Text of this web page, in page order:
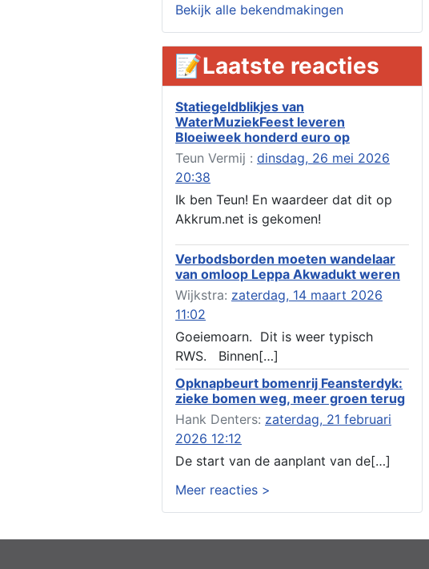
Akkrum
Verlening omgevingsvergunning, tijdelijk
gebruik openbare ruimte 02-10 t/m 02-11-
Aanvraag omgevingsvergunning, tijdelijk
gebruik openbare ruimte 02-10 t/m 02-11-
2026, sitadel voor nr 6 te Akkrum
Verlenging beslistermijn aanvraag
omgevingsvergunning, heechein 28, 8491 em
Aanvraag omgevingsvergunning, veranderen
van een woning (voordeur en dakkapel),
Aanvraag omgevingsvergunning
wateractiviteit wf-1012586 aanbrengen van
asfalt t.b.v. onderhoud fietspad t.h.v
boarnsterdyk, Akkrum
Locatiestudie Akkrum
Verlening ontheffing geluid, boarnsw?l
Akkrum
Kennisgeving vergunningaanvraag voor het -
bouwwerken, werken en objecten in of bij
een oppervlaktewaterlichaam, niet zijnde de
noordzee, of waterkering in beheer bij het rijk
te Akkrum
Verlening omgevingsvergunning, veranderen
nabij nummer 6 Akkrum
gesloten bodemenergiesysteem, it weidl?n
Bekijk alle bekendmakingen
📝Laatste reacties
Statiegeldblikjes van
WaterMuziekFeest leveren
Bloeiweek honderd euro op
Teun Vermij : dinsdag, 26 mei 2026
20:38
Ik ben Teun! En waardeer dat dit op
Akkrum.net is gekomen!
Verbodsborden moeten wandelaar
van omloop Leppa Akwadukt weren
Wijkstra: zaterdag, 14 maart 2026
11:02
Goeiemoarn. Dit is weer typisch
RWS. Binnen[…]
Opknapbeurt bomenrij Feansterdyk:
zieke bomen weg, meer groen terug
Hank Denters: zaterdag, 21 februari
2026 12:12
De start van de aanplant van de[…]
Meer reacties >